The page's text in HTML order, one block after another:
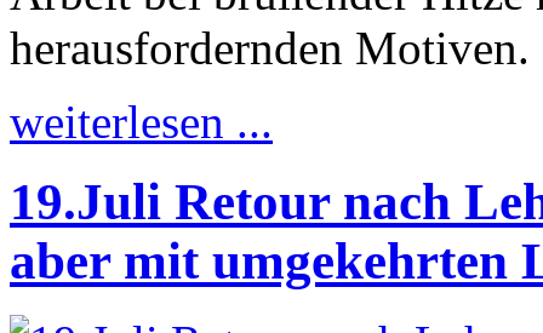
herausfordernden Motiven.
weiterlesen ...
19.Juli Retour nach
aber mit umgekehrten